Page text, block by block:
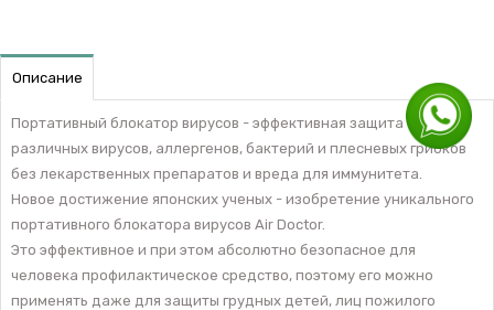
Описание
Портативный блокатор вирусов - эффективная защита от
различных вирусов, аллергенов, бактерий и плесневых грибков
без лекарственных препаратов и вреда для иммунитета.
Новое достижение японских ученых - изобретение уникального
портативного блокатора вирусов Air Doctor.
Это эффективное и при этом абсолютно безопасное для
человека профилактическое средство, поэтому его можно
применять даже для защиты грудных детей, лиц пожилого